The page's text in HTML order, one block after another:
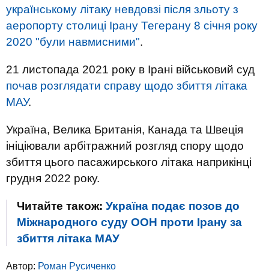
українському літаку невдовзі після зльоту з
аеропорту столиці Ірану Тегерану 8 січня року
2020 "були навмисними".
21 листопада 2021 року в Ірані військовий суд
почав розглядати справу щодо збиття літака
МАУ.
Україна, Велика Британія, Канада та Швеція
ініціювали арбітражний розгляд спору щодо
збиття цього пасажирського літака наприкінці
грудня 2022 року.
Читайте також: Україна подає позов до
Міжнародного суду ООН проти Ірану за
збиття літака МАУ
Автор: Роман Русиченко